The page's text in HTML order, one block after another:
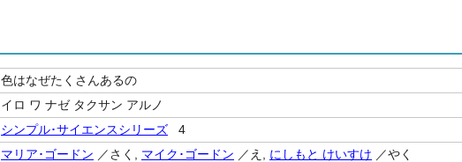
色はなぜたくさんあるの
イロ ワ ナゼ タクサン アルノ
シンプル･サイエンスシリーズ 4
マリア･ゴードン ／さく, マイク･ゴードン ／え, にしもと けいすけ ／やく